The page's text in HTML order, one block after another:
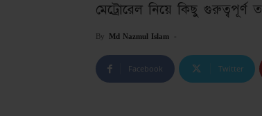
মেট্রোরেল নিয়ে কিছু
By Md Nazmul Islam -
Facebook Twitter